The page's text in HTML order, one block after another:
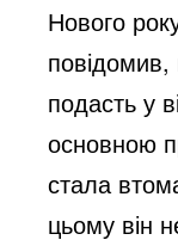
Нового
подасть у
основною
стала
цьому він